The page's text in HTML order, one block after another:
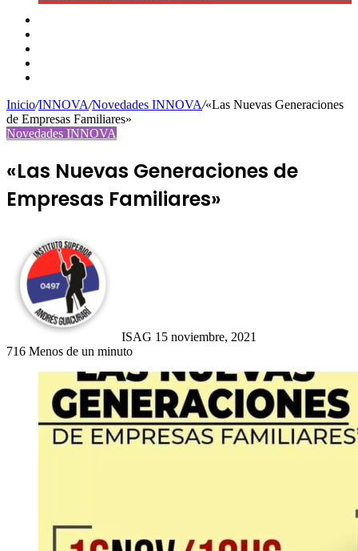
Inicio/INNOVA/Novedades INNOVA/«Las Nuevas Generaciones
de Empresas Familiares»
Novedades INNOVA
«Las Nuevas Generaciones de
Empresas Familiares»
ISAG 15 noviembre, 2021
716 Menos de un minuto